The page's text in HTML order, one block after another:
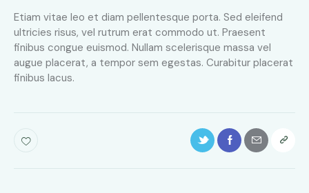
Etiam vitae leo et diam pellentesque porta. Sed eleifend
ultricies risus, vel rutrum erat commodo ut. Praesent
finibus congue euismod. Nullam scelerisque massa vel
augue placerat, a tempor sem egestas. Curabitur placerat
finibus lacus.